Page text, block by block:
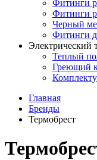
Фитинги
Фитинги
Черный
Фитинги
Электрический
Теплый
Греющий
Главная
Бренды
Термобрест